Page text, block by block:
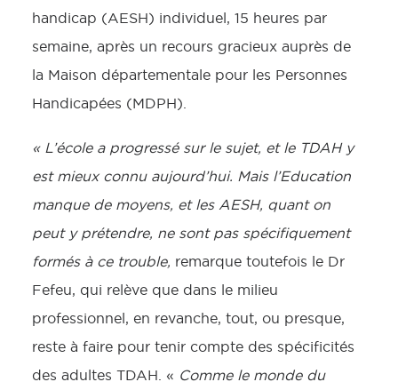
handicap (AESH) individuel, 15 heures par
semaine, après un recours gracieux auprès de
la Maison départementale pour les Personnes
Handicapées (MDPH).
« L’école a progressé sur le sujet, et le TDAH y
est mieux connu aujourd’hui. Mais l’Education
manque de moyens, et les AESH, quant on
peut y prétendre, ne sont pas spécifiquement
formés à ce trouble, remarque toutefois le Dr
Fefeu, qui relève que dans le milieu
professionnel, en revanche, tout, ou presque,
reste à faire pour tenir compte des spécificités
des adultes TDAH. « Comme le monde du